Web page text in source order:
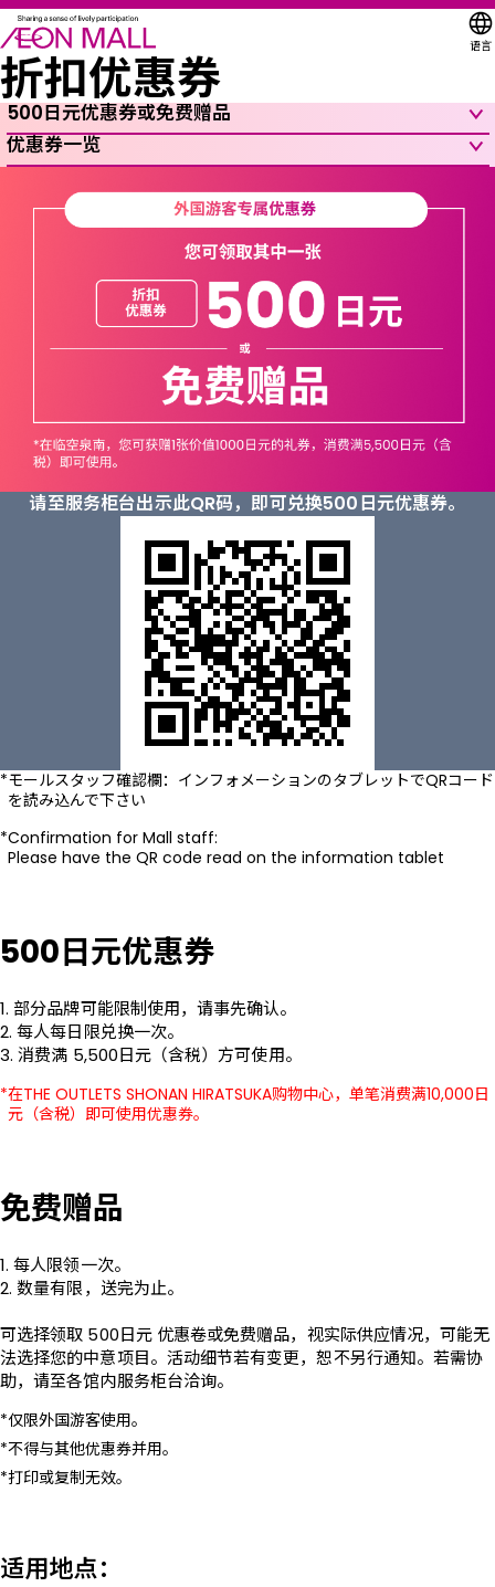
语言
折扣优惠券
500日元优惠券或免费赠品
优惠券一览
500日元优惠券
1. 部分品牌可能限制使用，请事先确认。
2. 每人每日限兑换一次。
3. 消费满 5,500日元（含税）方可使用。
在THE OUTLETS SHONAN HIRATSUKA购物中心，单笔消费满10,000日
元（含税）即可使用优惠券。
免费赠品
1. 每人限领一次。
2. 数量有限，送完为止。
可选择领取 500日元 优惠卷或免费赠品，视实际供应情况，可能无
法选择您的中意项目。活动细节若有变更，恕不另行通知。若需协
助，请至各馆内服务柜台洽询。
仅限外国游客使用。
不得与其他优惠券并用。
打印或复制无效。
请至服务柜台出示此QR码，即可兑换500日元优惠券。
モールスタッフ確認欄：インフォメーションのタブレットでQRコード
を読み込んで下さい
Confirmation for Mall staff:
Please have the QR code read on the information tablet
适用地点：